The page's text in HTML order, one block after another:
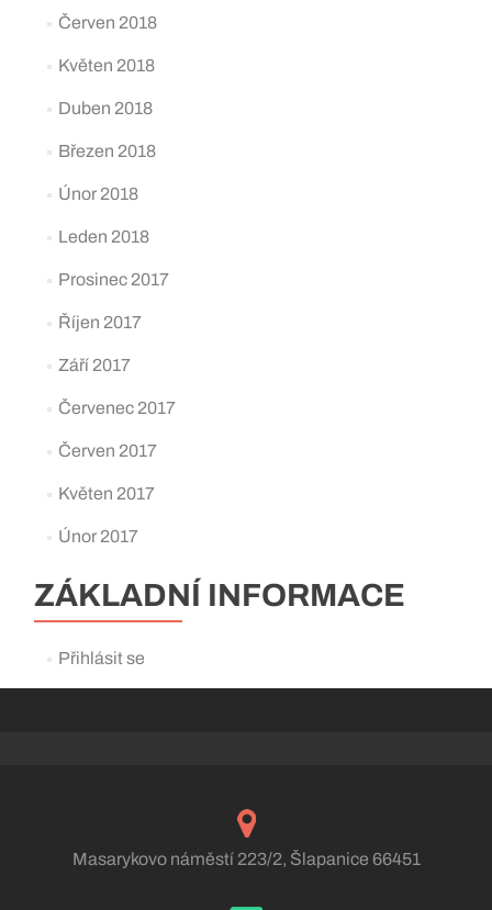
Červen 2018
Květen 2018
Duben 2018
Březen 2018
Únor 2018
Leden 2018
Prosinec 2017
Říjen 2017
Září 2017
Červenec 2017
Červen 2017
Květen 2017
Únor 2017
ZÁKLADNÍ INFORMACE
Přihlásit se
Masarykovo náměstí 223/2, Šlapanice 66451